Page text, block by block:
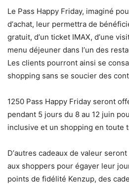
Le Pass Happy Friday, imaginé
d’achat, leur permettra de bén
gratuit, d’un ticket IMAX, d’une
menu déjeuner dans l’un des
Les clients pourront ainsi se
shopping sans se soucier des
1250 Pass Happy Friday seront
pendant 5 jours du 8 au 12 juin
inclusive et un shopping en toute
D’autres cadeaux de valeur
aux shoppers pour égayer leur
points de fidélité Kenzup, des